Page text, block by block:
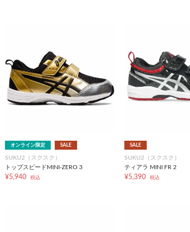
オンライン限定 SALE
SUKU2（スクスク）
トップスピードMINI-ZERO 3
¥5,940 税込
SALE
SUKU2（スクスク）
ティアラ MINI FR 2
¥5,390 税込